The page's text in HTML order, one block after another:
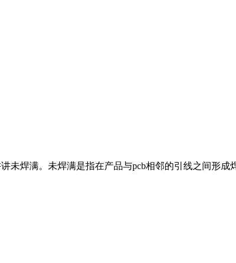
未焊满。未焊满是指在产品与pcb相邻的引线之间形